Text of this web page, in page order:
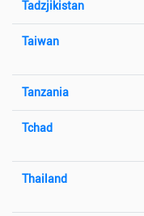
Tadzjikistan
Taiwan
Tanzania
Tchad
Thailand